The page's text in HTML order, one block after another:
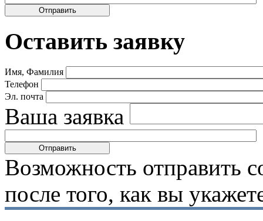
Оставить заявку
Имя, Фамилия
Телефон
Эл. почта
Ваша заявка
Возможность отправить
после того, как вы